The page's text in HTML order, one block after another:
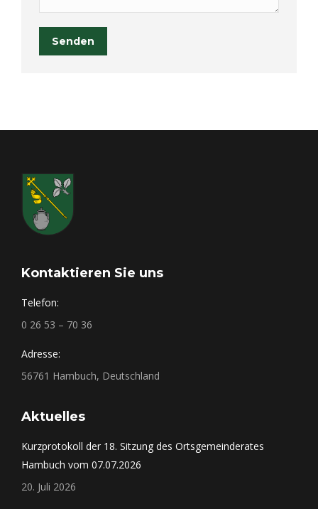
Senden
Kontaktieren Sie uns
Telefon:
0 26 53 – 70 36
Adresse:
56761 Hambuch, Deutschland
Aktuelles
Kurzprotokoll der 18. Sitzung des Ortsgemeinderates
Hambuch vom 07.07.2026
20. Juli 2026